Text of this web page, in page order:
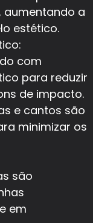
aumentando a
estético.
com
para reduzir
de impacto.
e cantos são
minimizar os
são
em